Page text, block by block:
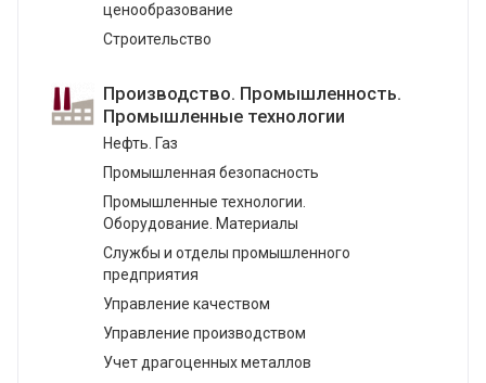
ценообразование
Строительство
Производство. Промышленность.
Промышленные технологии
Нефть. Газ
Промышленная безопасность
Промышленные технологии.
Оборудование. Материалы
Службы и отделы промышленного
предприятия
Управление качеством
Управление производством
Учет драгоценных металлов